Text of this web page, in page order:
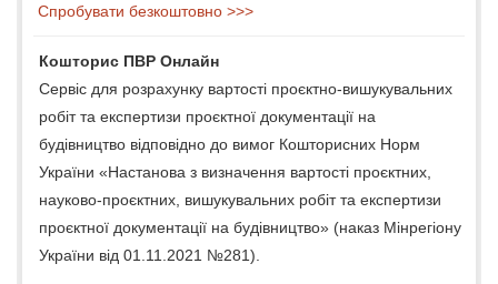
Спробувати безкоштовно >>>
Кошторис ПВР Онлайн
Сервіс для розрахунку вартості проєктно-вишукувальних
робіт та експертизи проєктної документації на
будівництво відповідно до вимог Кошторисних Норм
України «Настанова з визначення вартості проєктних,
науково-проєктних, вишукувальних робіт та експертизи
проєктної документації на будівництво» (наказ Мінрегіону
України від 01.11.2021 №281).